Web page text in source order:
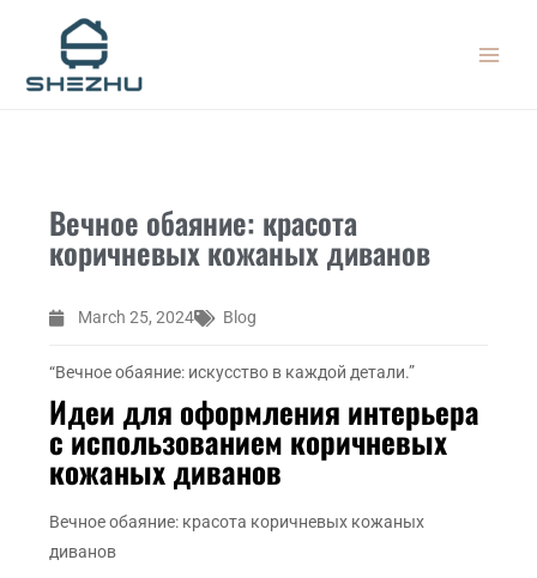
content
Вечное обаяние: красота
коричневых кожаных диванов
March 25, 2024 Blog
“Вечное обаяние: искусство в каждой детали.”
Идеи для оформления интерьера
с использованием коричневых
кожаных диванов
Вечное обаяние: красота коричневых кожаных
диванов